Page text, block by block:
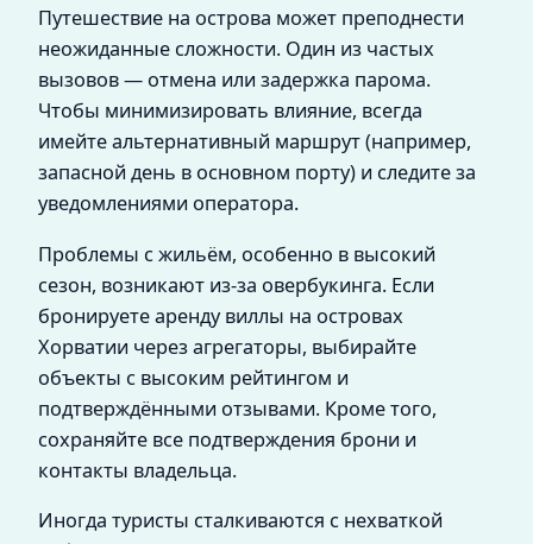
Путешествие на острова может преподнести
неожиданные сложности. Один из частых
вызовов — отмена или задержка парома.
Чтобы минимизировать влияние, всегда
имейте альтернативный маршрут (например,
запасной день в основном порту) и следите за
уведомлениями оператора.
Проблемы с жильём, особенно в высокий
сезон, возникают из-за овербукинга. Если
бронируете аренду виллы на островах
Хорватии через агрегаторы, выбирайте
объекты с высоким рейтингом и
подтверждёнными отзывами. Кроме того,
сохраняйте все подтверждения брони и
контакты владельца.
Иногда туристы сталкиваются с нехваткой